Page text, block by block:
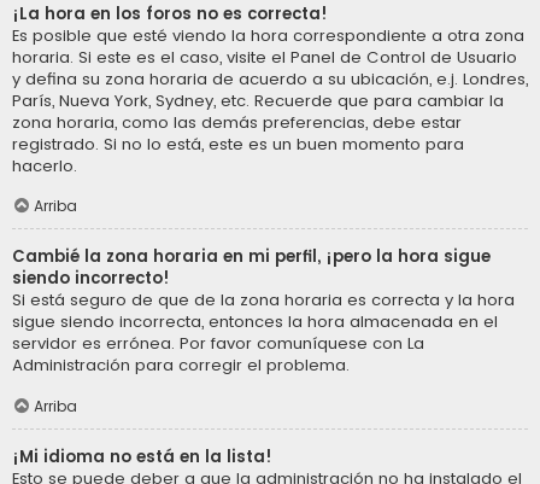
¡La hora en los foros no es correcta!
Es posible que esté viendo la hora correspondiente a otra zona
horaria. Si este es el caso, visite el Panel de Control de Usuario
y defina su zona horaria de acuerdo a su ubicación, e.j. Londres,
París, Nueva York, Sydney, etc. Recuerde que para cambiar la
zona horaria, como las demás preferencias, debe estar
registrado. Si no lo está, este es un buen momento para
hacerlo.
Arriba
Cambié la zona horaria en mi perfil, ¡pero la hora sigue
siendo incorrecto!
Si está seguro de que de la zona horaria es correcta y la hora
sigue siendo incorrecta, entonces la hora almacenada en el
servidor es errónea. Por favor comuníquese con La
Administración para corregir el problema.
Arriba
¡Mi idioma no está en la lista!
Esto se puede deber a que la administración no ha instalado el